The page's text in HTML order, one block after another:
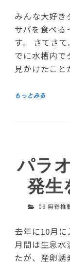
みんな大好き
サバを食べ
す。 さてさ
でに水槽内で
見かけたこ
パラ
発生
08 無脊椎
去年に10月
月間は生息
たが、産卵